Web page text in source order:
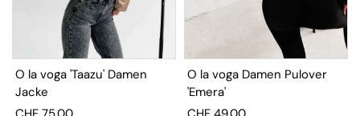
O la voga 'Taazu' Damen
Jacke
O la voga Damen Pulover
'Emera'